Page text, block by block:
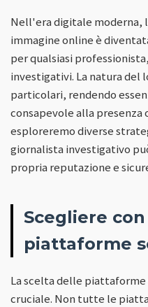
Nell'era digitale moderna,
immagine online è
per qualsiasi
investigativi. La natura del
particolari, rendendo
consapevole alla
esploreremo diverse
giornalista investigativo
propria reputazione e
Scegliere
piattaforme
La scelta delle piattaforme
cruciale. Non tutte le